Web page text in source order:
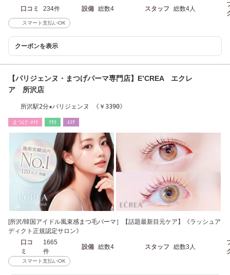
口コミ 234件 設備 総数4 スタッフ 総数4人
スマート支払いOK
クーポンを表示
【パリジェンヌ・まつげパーマ専門店】E’CREA エクレ
ア 所沢店
所沢駅2分★パリジェンヌ 《￥3390》
まつげ･ﾒｲｸ ﾘﾗｸ ｴｽﾃ
[所沢/韓国アイドル風束感まつ毛パーマ］【話題最新目元ケア】《ラッシュア
ディクト正規認定サロン》
口コ
ミ
1665
件
設備 総数4 スタッフ 総数3人
スマート支払いOK